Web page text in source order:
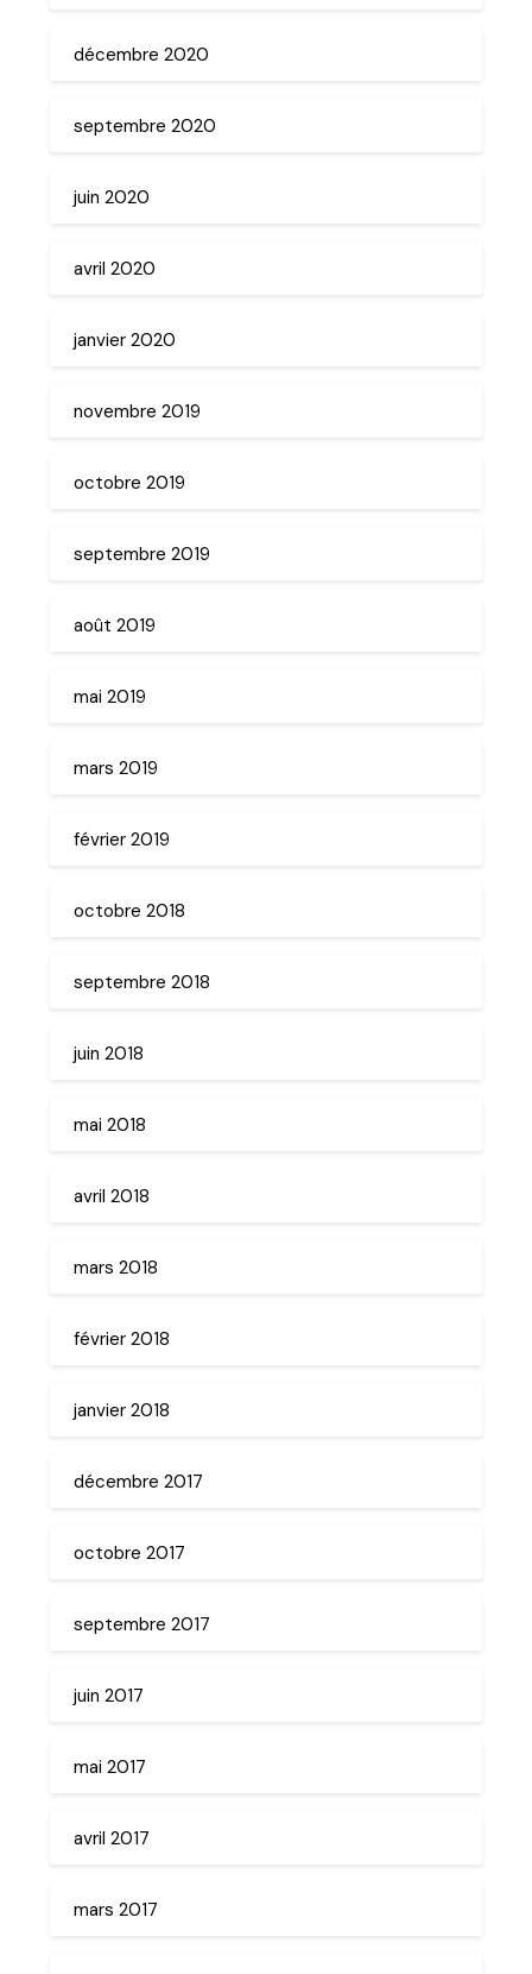
décembre 2020
septembre 2020
juin 2020
avril 2020
janvier 2020
novembre 2019
octobre 2019
septembre 2019
août 2019
mai 2019
mars 2019
février 2019
octobre 2018
septembre 2018
juin 2018
mai 2018
avril 2018
mars 2018
février 2018
janvier 2018
décembre 2017
octobre 2017
septembre 2017
juin 2017
mai 2017
avril 2017
mars 2017